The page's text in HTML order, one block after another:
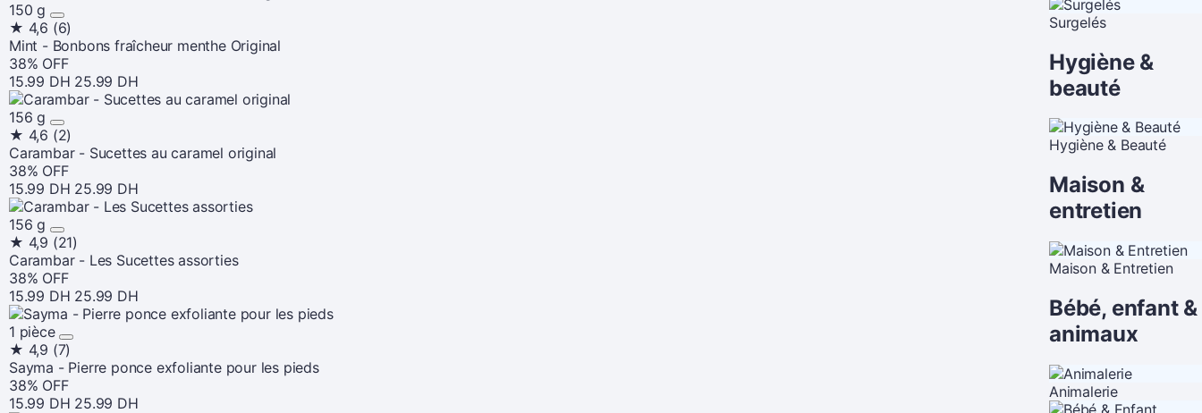
150 g
★ 4,6 (6)
Mint - Bonbons fraîcheur menthe Original
38% OFF
15.99 DH 25.99 DH
156 g
★ 4,6 (2)
Carambar - Sucettes au caramel original
38% OFF
15.99 DH 25.99 DH
156 g
★ 4,9 (21)
Carambar - Les Sucettes assorties
38% OFF
15.99 DH 25.99 DH
1 pièce
★ 4,9 (7)
Sayma - Pierre ponce exfoliante pour les pieds
38% OFF
15.99 DH 25.99 DH
Surgelés
Hygiène &
beauté
Hygiène & Beauté
Maison &
entretien
Maison & Entretien
Bébé, enfant &
animaux
Animalerie